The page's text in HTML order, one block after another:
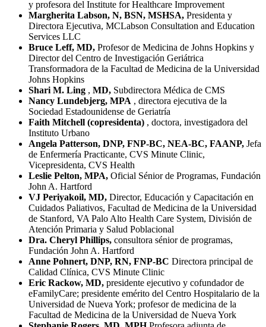
y profesora del Institute for Healthcare Improvement
Margherita Labson, N, BSN, MSHSA, Presidenta y
Directora Ejecutiva, MCLabson Consultation and Education
Services LLC
Bruce Leff, MD, Profesor de Medicina de Johns Hopkins y
Director del Centro de Investigación Geriátrica
Transformadora de la Facultad de Medicina de la Universidad
Johns Hopkins
Shari M. Ling , MD, Subdirectora Médica de CMS
Nancy Lundebjerg, MPA , directora ejecutiva de la
Sociedad Estadounidense de Geriatría
Faith Mitchell (copresidenta) , doctora, investigadora del
Instituto Urbano
Angela Patterson, DNP, FNP-BC, NEA-BC, FAANP, Jefa
de Enfermería Practicante, CVS Minute Clinic,
Vicepresidenta, CVS Health
Leslie Pelton, MPA, Oficial Sénior de Programas, Fundación
John A. Hartford
VJ Periyakoil, MD, Director, Educación y Capacitación en
Cuidados Paliativos, Facultad de Medicina de la Universidad
de Stanford, VA Palo Alto Health Care System, División de
Atención Primaria y Salud Poblacional
Dra. Cheryl Phillips, consultora sénior de programas,
Fundación John A. Hartford
Anne Pohnert, DNP, RN, FNP-BC Directora principal de
Calidad Clínica, CVS Minute Clinic
Eric Rackow, MD, presidente ejecutivo y cofundador de
eFamilyCare; presidente emérito del Centro Hospitalario de la
Universidad de Nueva York; profesor de medicina de la
Facultad de Medicina de la Universidad de Nueva York